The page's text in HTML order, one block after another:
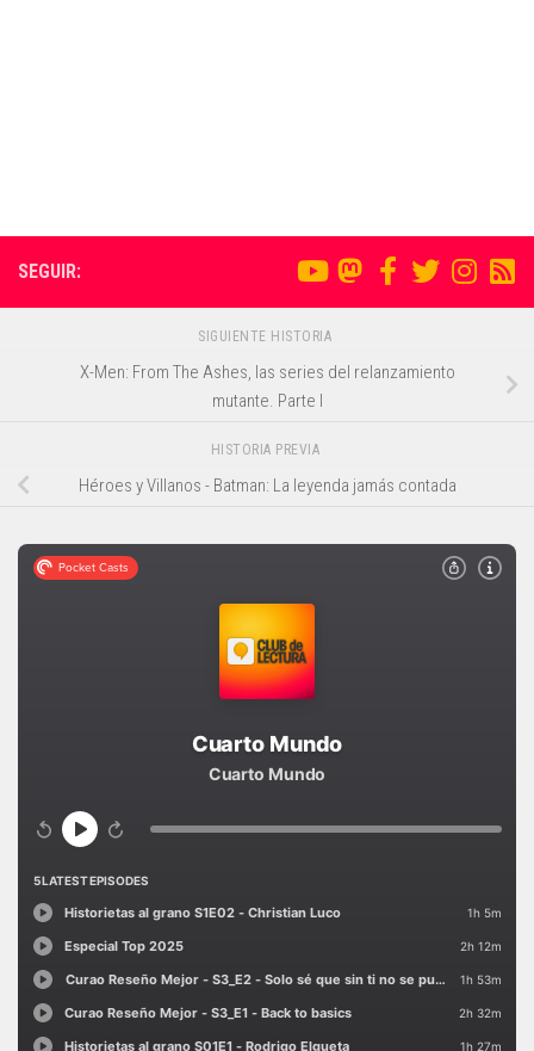
SEGUIR:
SIGUIENTE HISTORIA
X-Men: From The Ashes, las series del relanzamiento
mutante. Parte I
HISTORIA PREVIA
Héroes y Villanos - Batman: La leyenda jamás contada